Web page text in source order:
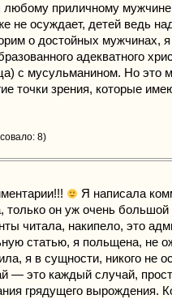
приличному
не осуждает, детей ведь
о достойных мужчинах,
адекватного
с мусульманином. Но это
точки зрения, которые
8)
Я написала
только он уж очень
читала, накипело, это
статью, я польщена, не
я в сущности, никого не
— это каждый случай,
грядущего вырождения.